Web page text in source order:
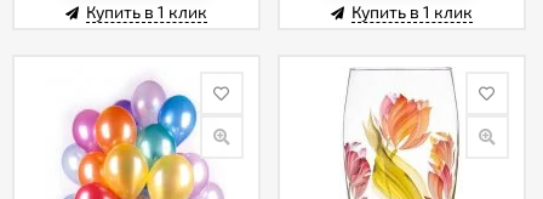
Купить в 1 клик Купить в 1 клик